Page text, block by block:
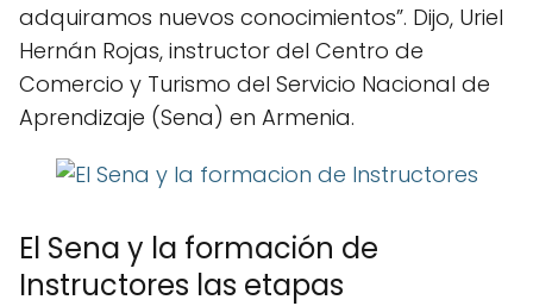
adquiramos nuevos conocimientos”. Dijo, Uriel
Hernán Rojas, instructor del Centro de
Comercio y Turismo del Servicio Nacional de
Aprendizaje (Sena) en Armenia.
El Sena y la formación de
Instructores las etapas